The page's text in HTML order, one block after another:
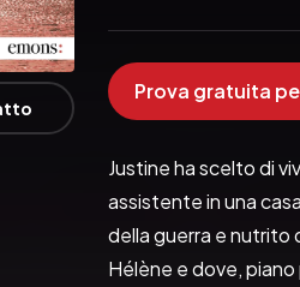
Prova gratuita
Justine ha scelto di
assistente in una
della guerra e nutrito
Hélène e dove, piano